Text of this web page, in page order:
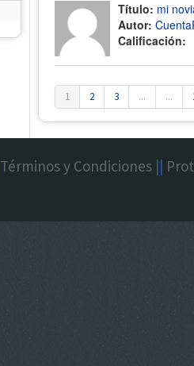
Título: mi
Autor:
Calificación:
1 2 3 ... ...
Términos y Condiciones ||